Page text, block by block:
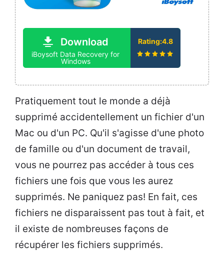
Download
iBoysoft Data Recovery for
Windows
Rating:4.8
Pratiquement tout le monde a déjà
supprimé accidentellement un fichier d'un
Mac ou d'un PC. Qu'il s'agisse d'une photo
de famille ou d'un document de travail,
vous ne pourrez pas accéder à tous ces
fichiers une fois que vous les aurez
supprimés. Ne paniquez pas! En fait, ces
fichiers ne disparaissent pas tout à fait, et
il existe de nombreuses façons de
récupérer les fichiers supprimés.